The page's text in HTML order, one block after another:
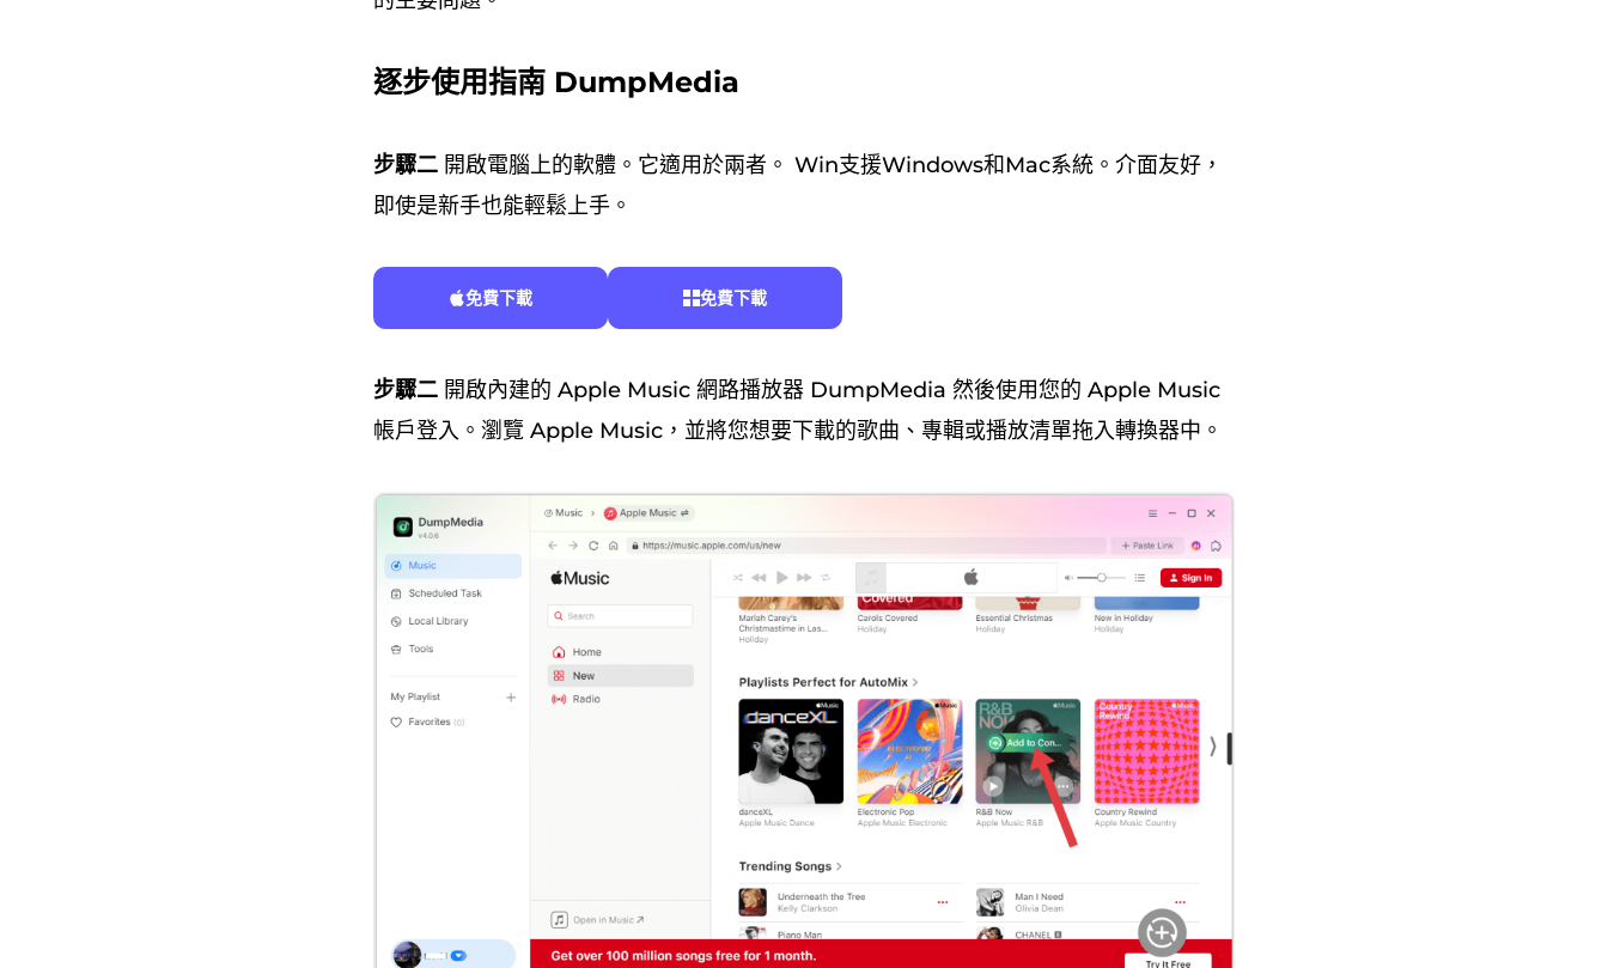
逐步使用指南 DumpMedia
步驟二 開啟電腦上的軟體。它適用於兩者。 Win支援Windows和Mac系統。介面友好，
即使是新手也能輕鬆上手。
免費下載 免費下載
步驟二 開啟內建的 Apple Music 網路播放器 DumpMedia 然後使用您的 Apple Music
帳戶登入。瀏覽 Apple Music，並將您想要下載的歌曲、專輯或播放清單拖入轉換器中。